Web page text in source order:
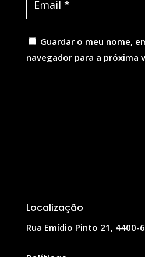
Guardar o meu nome,
navegador para a próxima
Localização
Rua Emídio Pinto 21, 4400-